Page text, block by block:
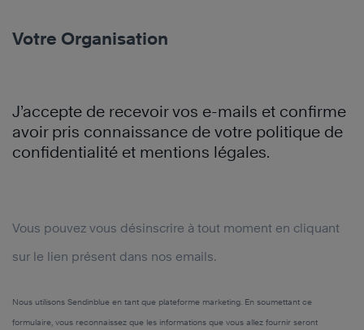
Votre Organisation
J’accepte de recevoir vos e-mails et confirme
avoir pris connaissance de votre politique de
confidentialité et mentions légales.
Vous pouvez vous désinscrire à tout moment en cliquant
sur le lien présent dans nos emails.
Nous utilisons Sendinblue en tant que plateforme marketing. En soumettant ce
formulaire, vous reconnaissez que les informations que vous allez fournir seront